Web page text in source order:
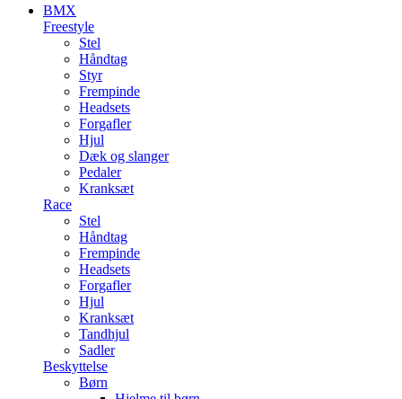
BMX
Freestyle
Stel
Håndtag
Styr
Frempinde
Headsets
Forgafler
Hjul
Dæk og slanger
Pedaler
Kranksæt
Race
Stel
Håndtag
Frempinde
Headsets
Forgafler
Hjul
Kranksæt
Tandhjul
Sadler
Beskyttelse
Børn